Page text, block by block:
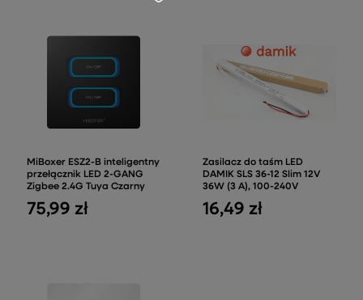
MiBoxer ESZ2-B inteligentny
przełącznik LED 2-GANG
Zigbee 2.4G Tuya Czarny
75,99 zł
Zasilacz do taśm LED
DAMIK SLS 36-12 Slim 12V
36W (3 A), 100-240V
16,49 zł